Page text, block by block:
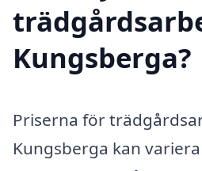
Kungsberga?
Priserna för
Kungsberga kan